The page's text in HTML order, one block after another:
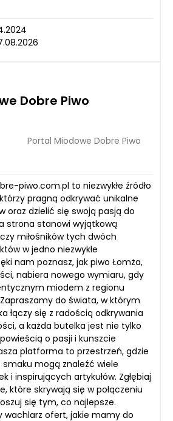
Dobre Piwo
Portal Miodowe Dobre Piwo
piwo.com.pl to niezwykłe źródło
pragną odkrywać unikalne
oraz dzielić się swoją pasją do
strona stanowi wyjątkową
miłośników tych dwóch
w jedno niezwykłe
nam poznasz, jak piwo Łomża,
nabiera nowego wymiaru, gdy
miodem z regionu
do świata, w którym
łączy się z radością odkrywania
a każda butelka jest nie tylko
o pasji i kunszcie
platforma to przestrzeń, gdzie
mogą znaleźć wiele
i inspirujących artykułów. Zgłębiaj
które skrywają się w połączeniu
się tym, co najlepsze.
wachlarz ofert, jakie mamy do